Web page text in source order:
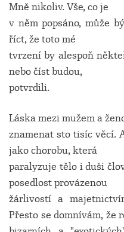
Mně nikoliv. Vše, co je
v něm popsáno, může
říct, že toto mé
tvrzení by alespoň
nebo číst budou,
potvrdili.
Láska mezi mužem a
znamenat sto tisíc věcí.
jako chorobu, která
paralyzuje tělo i duši
posedlost provázenou
žárlivostí a
Přesto se domnívám, že